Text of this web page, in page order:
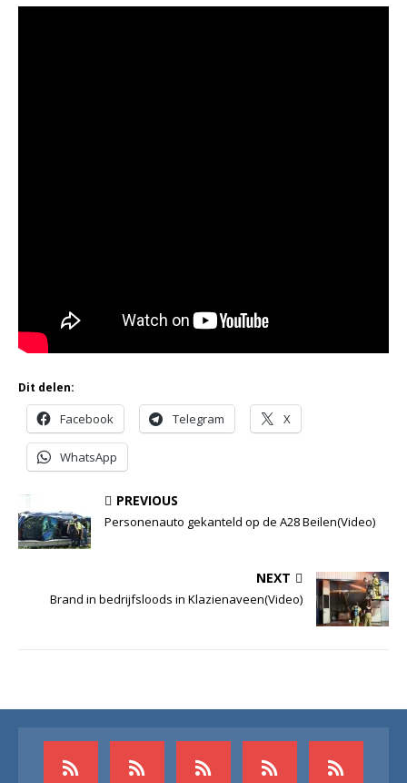
Dit delen:
Facebook Telegram X
WhatsApp
PREVIOUS
Personenauto gekanteld op de A28 Beilen(Video)
NEXT
Brand in bedrijfsloods in Klazienaveen(Video)